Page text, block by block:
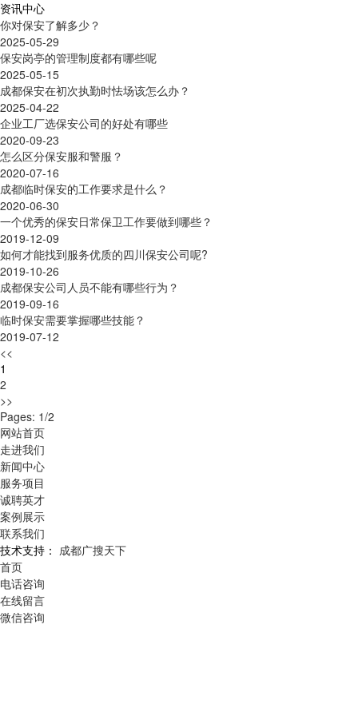
资讯中心
你对保安了解多少？
2025-05-29
保安岗亭的管理制度都有哪些呢
2025-05-15
成都保安在初次执勤时怯场该怎么办？
2025-04-22
企业工厂选保安公司的好处有哪些
2020-09-23
怎么区分保安服和警服？
2020-07-16
成都临时保安的工作要求是什么？
2020-06-30
一个优秀的保安日常保卫工作要做到哪些？
2019-12-09
如何才能找到服务优质的四川保安公司呢?
2019-10-26
成都保安公司人员不能有哪些行为？
2019-09-16
临时保安需要掌握哪些技能？
2019-07-12
<<
1
2
>>
Pages: 1/2
网站首页
走进我们
新闻中心
服务项目
诚聘英才
案例展示
联系我们
技术支持： 成都广搜天下
首页
电话咨询
在线留言
微信咨询